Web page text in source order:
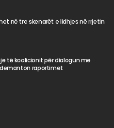
në tre skenarët e lidhjes në rrjetin
të koalicionit për dialogun me
demanton raportimet